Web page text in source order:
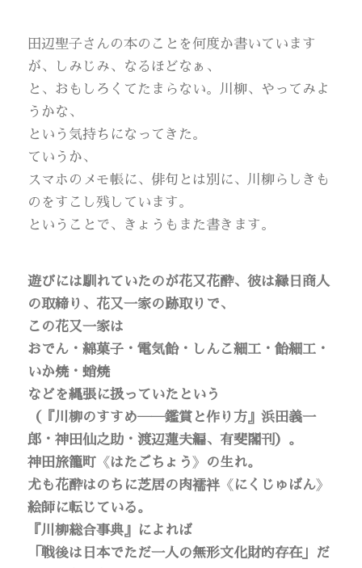
田辺聖子さんの本のことを何度か書いています
が、しみじみ、なるほどなぁ、
と、おもしろくてたまらない。川柳、やってみよ
うかな、
という気持ちになってきた。
ていうか、
スマホのメモ帳に、俳句とは別に、川柳らしきも
のをすこし残しています。
ということで、きょうもまた書きます。
遊びには馴れていたのが花又花酔、彼は縁日商人
の取締り、花又一家の跡取りで、
この花又一家は
おでん・綿菓子・電気飴・しんこ細工・飴細工・
いか焼・蛸焼
などを縄張に扱っていたという
（『川柳のすすめ――鑑賞と作り方』浜田義一
郎・神田仙之助・渡辺蓮夫編、有斐閣刊）。
神田旅籠町 《はたごちょう 》 の生れ。
尤も花酔はのちに芝居の肉襦袢 《 にくじゅばん》
絵師に転じている。
『川柳総合事典』によれば
「戦後は日本でただ一人の無形文化財的存在」だ